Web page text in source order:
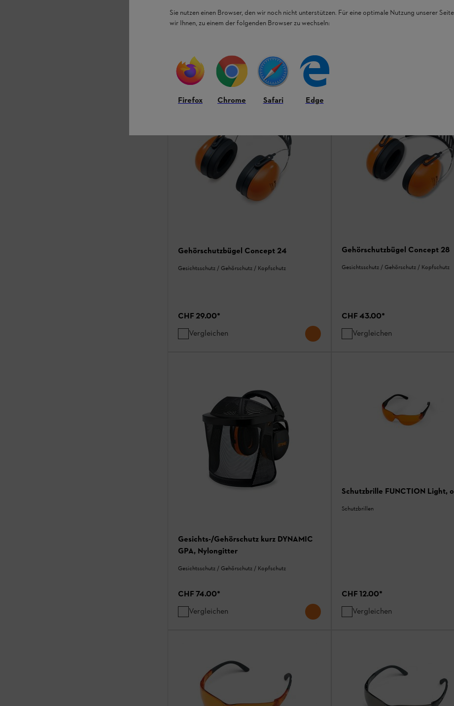
CHF 14.00
*
Vergleichen
Gehörschutzbügel Concept 24
Gesichtsschutz / Gehörschutz / Kopfschutz
CHF 29.00*
Vergleichen
Gehörschutzbügel Concept 28
Gesichtsschutz / Gehörschutz / Kopfschutz
CHF 43.00*
Vergleichen
Gesichts-/Gehörschutz kurz DYNAMIC
GPA, Nylongitter
Gesichtsschutz / Gehörschutz / Kopfschutz
CHF 74.00*
Vergleichen
Schutzbrille FUNCTION Light,
Schutzbrillen
CHF 12.00*
Vergleichen
Sie nutzen einen Browser, den wir noch nicht unterstützen. Für eine optimale Nutzung unserer
wir Ihnen, zu einem der folgenden Browser zu wechseln:
Firefox Chrome Safari Edge